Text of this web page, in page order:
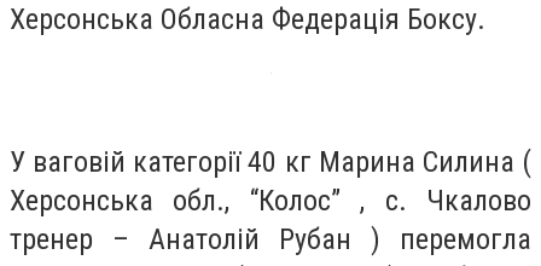
Херсонська Обласна Федерація Боксу.
У ваговій категорії 40 кг Марина Силина (
Херсонська обл., “Колос” , с. Чкалово
тренер – Анатолій Рубан ) перемогла